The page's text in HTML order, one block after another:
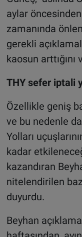
aylar
zamanında
gerekli
kaosun arttığını
THY sefer iptali
Özellikle geniş
ve bu nedenle
Yolları
kadar
kazandıran
nitelendirilen
duyurdu.
Beyhan